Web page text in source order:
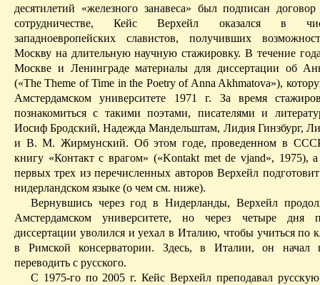
десятилетий «железного занавеса» был подписан
сотрудничестве, КейсВерхейл оказался в
западноевропейских слави­стов, получивших
Москву на длительную научную стажировку. В течение
Москве и Ленинграде материалы для диссер­тации об
(«The Theme of Time in the Poetry of Anna Akhmatova»),
Амстердамском университете 1971 г. За время
познакомиться с такими поэтами, писателями и
Иосиф Бродский, Надежда Мандельштам, Лидия Гинзбург,
и В. М. Жирмунский. Об этом годе, проведенном в
книгу «Контакт с врагом» («Kontakt met de vjand», 1975),
первых трех из перечислен­ных авторовВерхейл
нидерландском языке (о чем см. ниже).
Вернувшись через год в Нидерланды,Верхейл
Амстердамском университете, но через четыре дня
диссертации уволился и уехал в Италию, чтобы учиться по
в Римской консерватории. Здесь, в Италии, он начал
переводить с русского.
С 1975-го по 2005 г. КейсВерхейл преподавал